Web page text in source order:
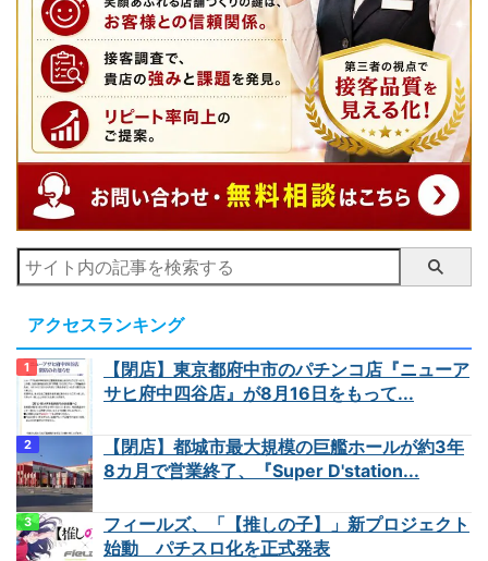
アクセスランキング
【閉店】東京都府中市のパチンコ店『ニューア
サヒ府中四谷店』が8月16日をもって...
【閉店】都城市最大規模の巨艦ホールが約3年
8カ月で営業終了、『Super D'station...
フィールズ、「【推しの子】」新プロジェクト
始動 パチスロ化を正式発表